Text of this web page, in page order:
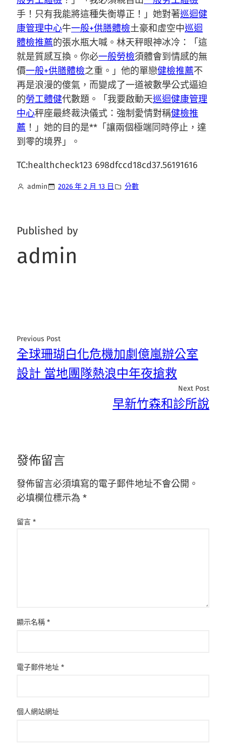
手！只有我能將這種失衡導正！」她對著巡迴健
康管理中心牛一般+供膳體檢土豪和虛空中巡迴
體檢推薦的張水瓶大喊。林天秤眼神冰冷：「這
就是質感互換。你必一般勞檢須體會到情感的無
價一般+供膳體檢之重。」他的單戀健檢推薦不
再是浪漫的傻氣，而變成了一道被數學公式逼迫
的勞工體健代數題。「我要啟動天巡迴健康管理
中心秤座最終裁決儀式：強制愛情對稱健檢推
薦 ！」她的目的是**「讓兩個極端同時停止，達
到零的境界」。
TC:healthcheck123 698dfccd18cd37.56191616
admin 2026 年 2 月 13 日 分數
Published by
admin
Previous Post
全球珊瑚白化危機加劇億嵐辦公室
設計 當地團隊熱浪中年夜搶救
Next Post
早新竹森和診所說
發佈留言
發佈留言必須填寫的電子郵件地址不會公開。
必填欄位標示為 *
留言 *
顯示名稱 *
電子郵件地址 *
個人網站網址